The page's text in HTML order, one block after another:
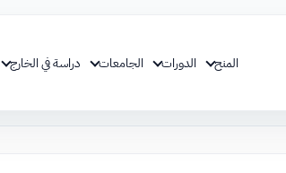
المنح الدورات الجامعات دراسة في الخارج